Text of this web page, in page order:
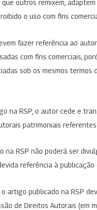
outros remixem,
o uso com fins
fazer referência ao
com fins comerciais,
sob os mesmos termos
na RSP, o autor cede e
patrimoniais
na RSP não poderá ser
referência à publicação
artigo publicado na RSP
de Direitos Autorais (em